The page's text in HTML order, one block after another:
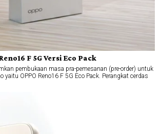
F 5G Versi Eco Pack
pembukaan masa pra-pemesanan (pre-order) untuk
yaitu OPPO Reno16 F 5G Eco Pack. Perangkat cerdas